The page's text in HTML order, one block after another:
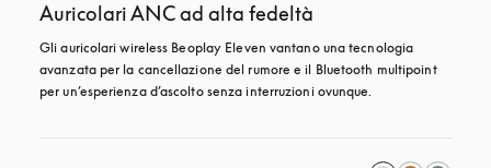
Auricolari ANC ad alta fedeltà
Gli auricolari wireless Beoplay Eleven vantano una tecnologia
avanzata per la cancellazione del rumore e il Bluetooth multipoint
per un’esperienza d’ascolto senza interruzioni ovunque.